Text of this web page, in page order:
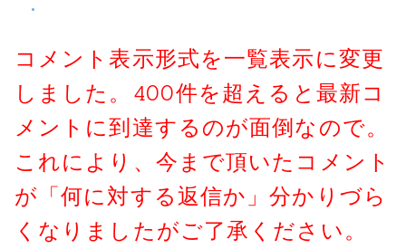
コメント表示形式を一覧表示に変更
しました。400件を超えると最新コ
メントに到達するのが面倒なので。
これにより、今まで頂いたコメント
が「何に対する返信か」分かりづら
くなりましたがご了承ください。